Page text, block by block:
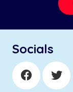
Socials